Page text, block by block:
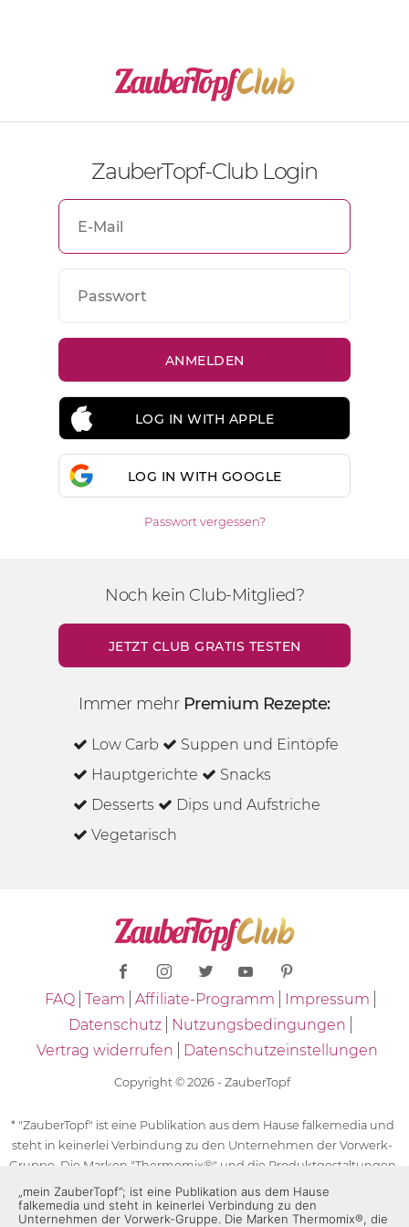
ZauberTopf-Club Login
LOG IN WITH APPLE
LOG IN WITH GOOGLE
Passwort vergessen?
Noch kein Club-Mitglied?
JETZT CLUB GRATIS TESTEN
Immer mehr Premium Rezepte:
Low Carb
Suppen und Eintöpfe
Hauptgerichte
Snacks
Desserts
Dips und Aufstriche
Vegetarisch
FAQ Team Affiliate-Programm
Impressum
Datenschutz
Nutzungsbedingungen
Vertrag widerrufen
Datenschutzeinstellungen
Copyright © 2026 - ZauberTopf
* "ZauberTopf" ist eine Publikation aus dem Hause falkemedia und
steht in keinerlei Verbindung zu den Unternehmen der Vorwerk-
Gruppe. Die Marken "Thermomix®" und die Produktgestaltungen
des "Thermomix®" sind eingetragene Marken der Unternehmen
der Vorwerk-Gruppe. Die Marken Thermomix®, die Zeichen TM5®,
„mein ZauberTopf”; ist eine Publikation aus dem Hause
falkemedia und steht in keinerlei Verbindung zu den
Unternehmen der Vorwerk-Gruppe. Die Marken Thermomix®, die